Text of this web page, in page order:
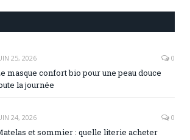
25, 2026 0
masque confort bio pour une peau douce
la journée
24, 2026 0
et sommier : quelle literie acheter